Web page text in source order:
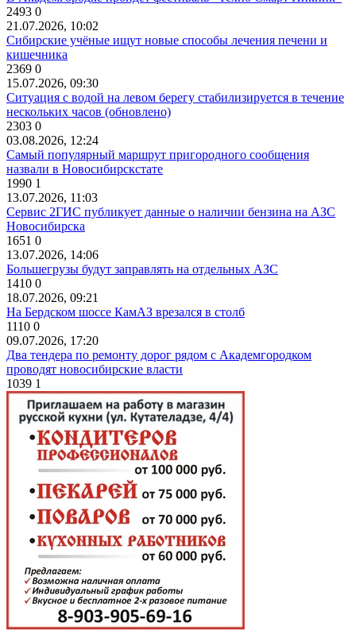
2493 0
21.07.2026, 10:02
Сибирские учёные ищут новые способы лечения печени и
кишечника
2369 0
15.07.2026, 09:30
Ситуация с водой на левом берегу стабилизируется в течение
нескольких часов (обновлено)
2303 0
03.08.2026, 12:24
Самый популярный маршрут пригородного сообщения
назвали в Новосибирскстате
1990 1
13.07.2026, 11:03
Сервис 2ГИС публикует данные о наличии бензина на АЗС
Новосибирска
1651 0
13.07.2026, 14:06
Большегрузы будут заправлять на отдельных АЗС
1410 0
18.07.2026, 09:21
На Бердском шоссе КамАЗ врезался в столб
1110 0
09.07.2026, 17:20
Два тендера по ремонту дорог рядом с Академгородком
проводят новосибирские власти
1039 1